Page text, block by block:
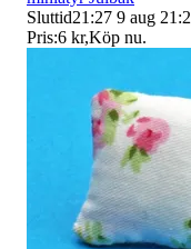
Sluttid21:27 9 aug
Pris:6 kr,Köp nu.